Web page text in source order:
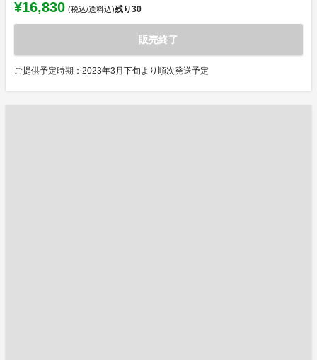
¥16,830 (税込/送料込)残り30
販売終了
ご提供予定時期：2023年3月下旬より順次発送予定